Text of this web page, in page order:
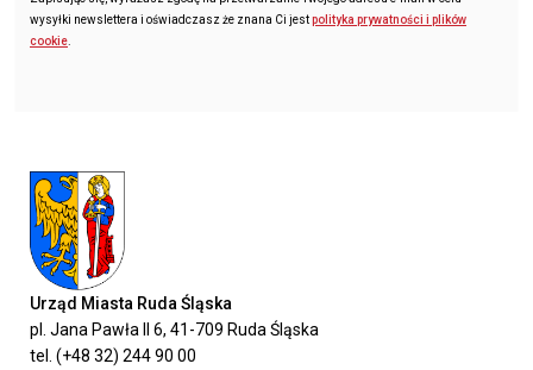
wysyłki newslettera i oświadczasz że znana Ci jestpolityka prywatności i plików
cookie
Urząd Miasta Ruda Śląska
pl. Jana Pawła II 6, 41-709 Ruda Śląska
tel. (+48 32) 244 90 00